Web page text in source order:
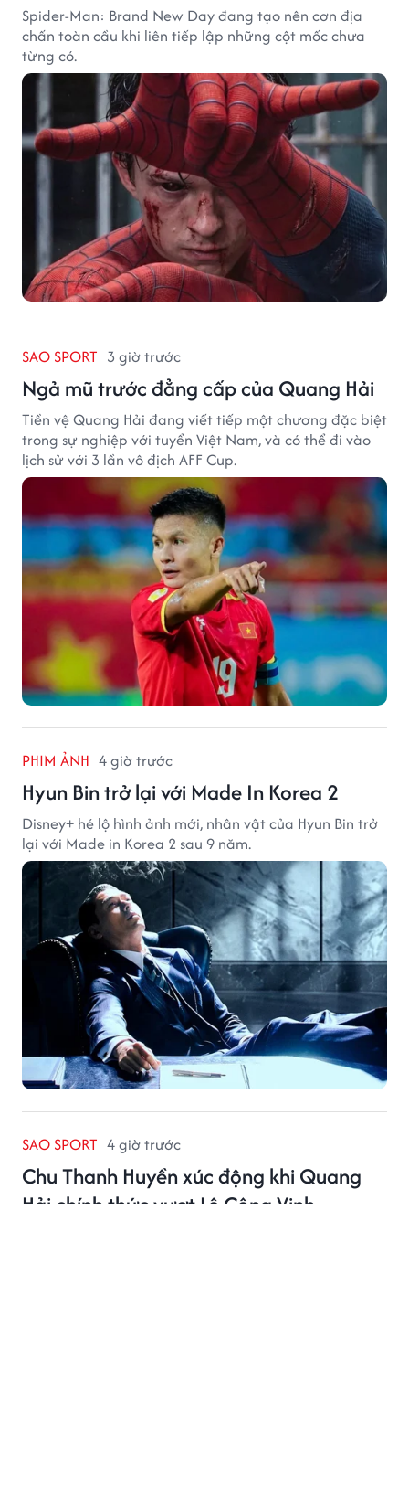
Spider-Man: Brand New Day đang tạo nên cơn địa
chấn toàn cầu khi liên tiếp lập những cột mốc chưa
từng có.
SAO SPORT 3 giờ trước
Ngả mũ trước đẳng cấp của Quang Hải
Tiền vệ Quang Hải đang viết tiếp một chương đặc biệt
trong sự nghiệp với tuyển Việt Nam, và có thể đi vào
lịch sử với 3 lần vô địch AFF Cup.
PHIM ẢNH 4 giờ trước
Hyun Bin trở lại với Made In Korea 2
Disney+ hé lộ hình ảnh mới, nhân vật của Hyun Bin trở
lại với Made in Korea 2 sau 9 năm.
SAO SPORT 4 giờ trước
Chu Thanh Huyền xúc động khi Quang
Hải chính thức vượt Lê Công Vinh